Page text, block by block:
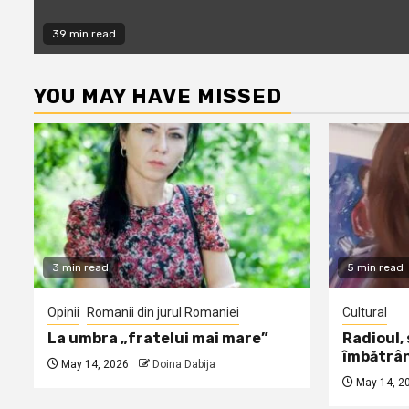
39 min read
YOU MAY HAVE MISSED
3 min read
Opinii Romanii din jurul Romaniei
La umbra „fratelui mai mare”
May 14, 2026 Doina Dabija
5 min read
Cultural
May 14,